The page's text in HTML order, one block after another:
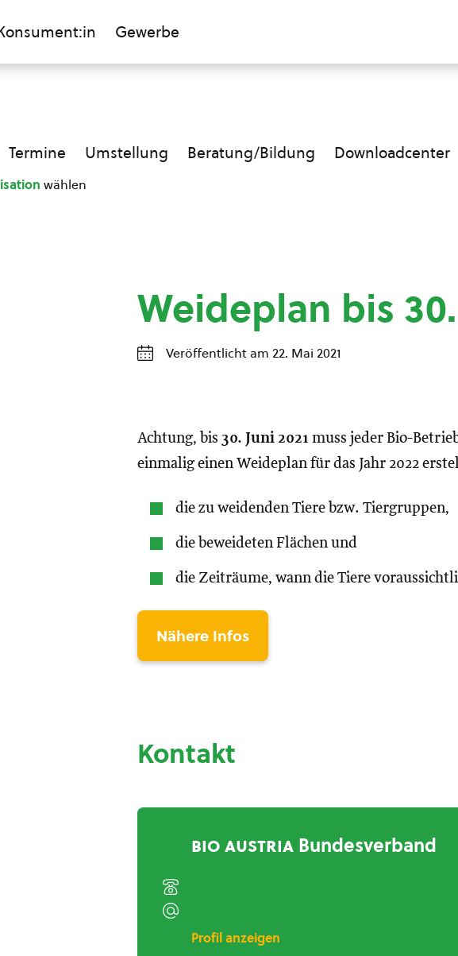
Gewerbe
Termine Umstellung Beratung/Bildung Downloadcenter
wählen
Weideplan bis
Veröffentlicht am 22. Mai 2021
Achtung, bis 30. Juni 2021 muss jeder Bio-
einmalig einen Weideplan für das Jahr 2022
die zu weidenden Tiere bzw. Tiergruppen,
die beweideten Flächen und
die Zeiträume, wann die Tiere
Nähere Infos
Kontakt
bio austria Bundesverband
Profil anzeigen